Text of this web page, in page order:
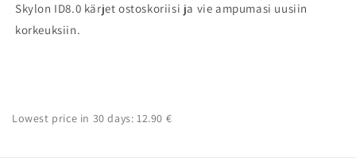
Skylon ID8.0 kärjet ostoskoriisi ja vie ampumasi uusiin
korkeuksiin.
Lowest price in 30 days: 12.90 €